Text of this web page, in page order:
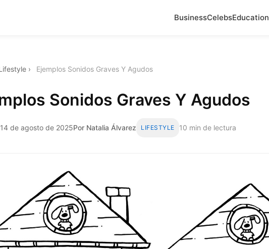
BusinessCelebsEducation
› Ejemplos Sonidos Graves Y Agudos
Sonidos Graves Y Agudos
de agosto de 2025Por Natalia Álvarez LIFESTYLE 10 min de lectura